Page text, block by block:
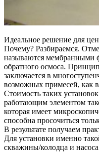
Идеальное решение для
Почему? Разбираемся.
называются мембранными
обратного осмоса.
заключается в
возможных примесей, как
Стоимость таких
работающим элементом
которая имеет
способна просочиться
В результате получаем
Для установки именно
скважины/колодца и